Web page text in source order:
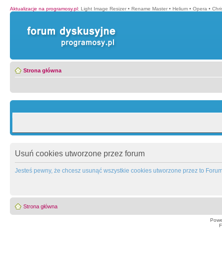
Aktualizacje na programosy.pl: Light Image Resizer • Rename Master • Helium • Opera •
Strona główna
Usuń cookies utworzone przez forum
Jesteś pewny, że chcesz usunąć wszystkie cookies utworzone przez to
Strona główna